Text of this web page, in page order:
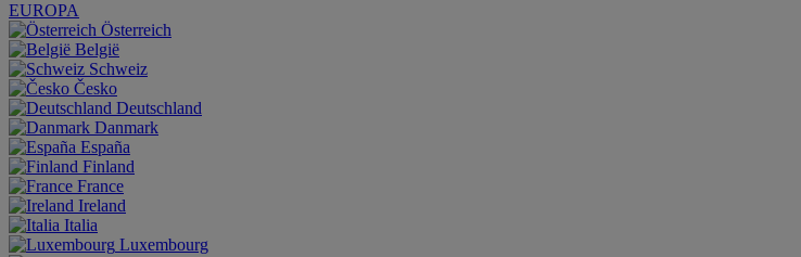
EUROPA
Österreich
België
Schweiz
Česko
Deutschland
Danmark
España
Finland
France
Ireland
Italia
Luxembourg